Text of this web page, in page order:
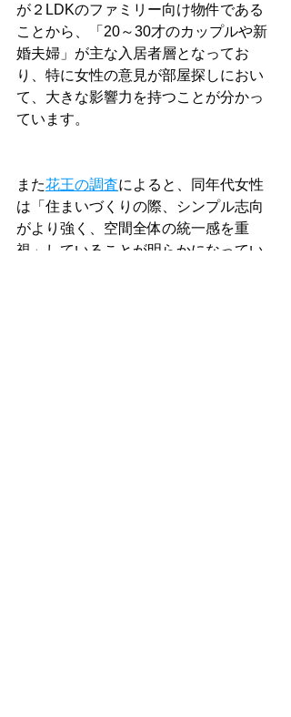
が２LDKのファミリー向け物件である
ことから、「20～30才のカップルや新
婚夫婦」が主な入居者層となってお
り、特に女性の意見が部屋探しにおい
て、大きな影響力を持つことが分かっ
ています。
また花王の調査によると、同年代女性
は「住まいづくりの際、シンプル志向
がより強く、空間全体の統一感を重
視」していることが明らかになってい